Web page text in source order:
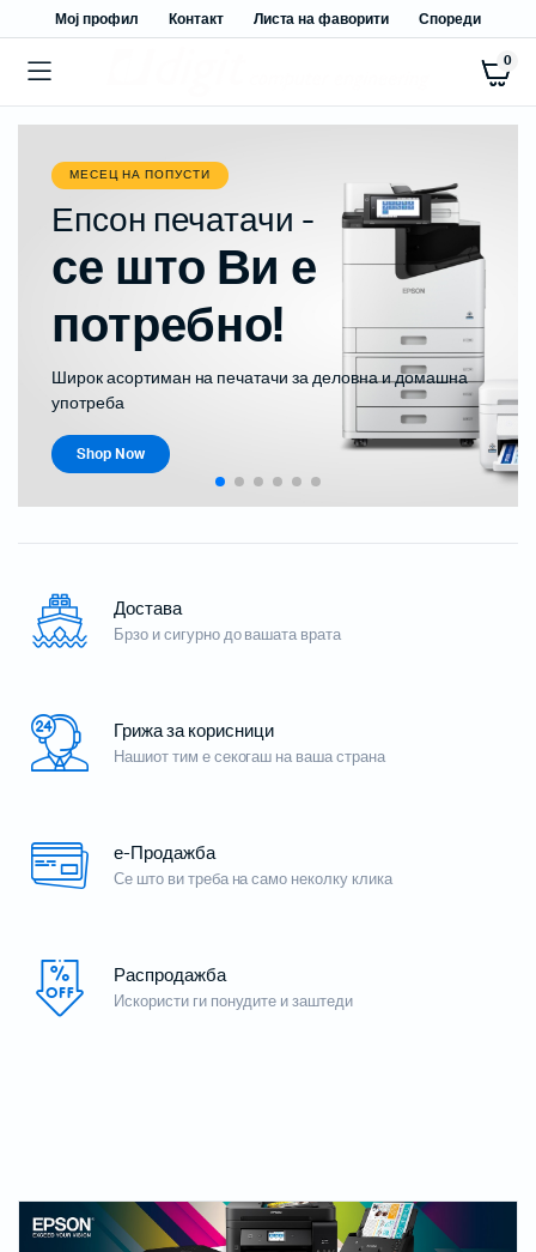
Мој профил Контакт Листа на фаворити Спореди
0
МЕСЕЦ НА ПОПУСТИ
Епсон печатачи -
се што Ви е
потребно!
Широк асортиман на печатачи за деловна и домашна
употреба
Shop Now
Достава
Брзо и сигурно до вашата врата
Грижа за корисници
Нашиот тим е секогаш на ваша страна
е-Продажба
Се што ви треба на само неколку клика
Распродажба
Искористи ги понудите и заштеди